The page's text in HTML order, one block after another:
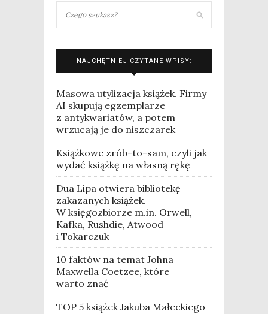
NAJCHĘTNIEJ CZYTANE WPISY:
Masowa utylizacja książek. Firmy
AI skupują egzemplarze
z antykwariatów, a potem
wrzucają je do niszczarek
Książkowe zrób-to-sam, czyli jak
wydać książkę na własną rękę
Dua Lipa otwiera bibliotekę
zakazanych książek.
W księgozbiorze m.in. Orwell,
Kafka, Rushdie, Atwood
i Tokarczuk
10 faktów na temat Johna
Maxwella Coetzee, które
warto znać
TOP 5 książek Jakuba Małeckiego